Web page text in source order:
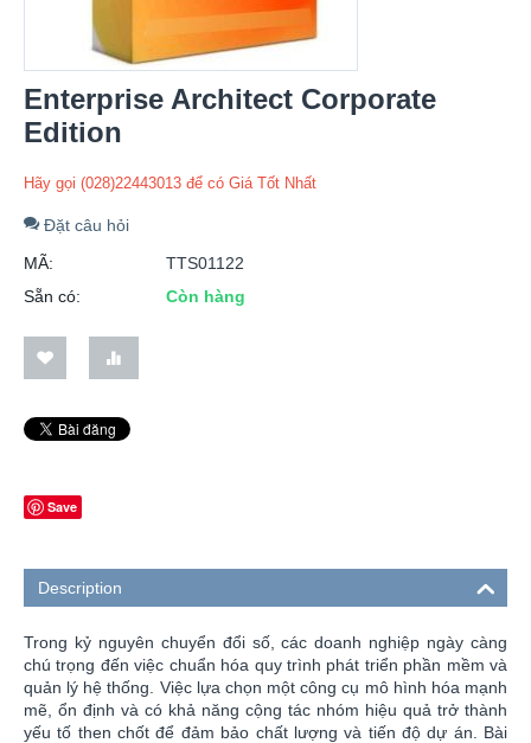
Enterprise Architect Corporate
Edition
Hãy gọi (028)22443013 để có Giá Tốt Nhất
Đặt câu hỏi
MÃ:
TTS01122
Sẵn có:
Còn hàng
Save
Description
Trong kỷ nguyên chuyển đổi số, các doanh nghiệp ngày càng
chú trọng đến việc chuẩn hóa quy trình phát triển phần mềm và
quản lý hệ thống. Việc lựa chọn một công cụ mô hình hóa mạnh
mẽ, ổn định và có khả năng cộng tác nhóm hiệu quả trở thành
yếu tố then chốt để đảm bảo chất lượng và tiến độ dự án. Bài